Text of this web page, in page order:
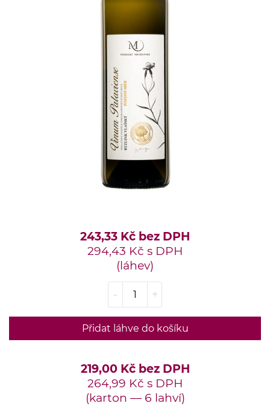
OBSAH ALKOHOLU:
243,33 Kč bez DPH
294,43 Kč s DPH
(láhev)
- +
Přidat láhve do košíku
219,00 Kč bez DPH
264,99 Kč s DPH
(karton — 6 lahví)